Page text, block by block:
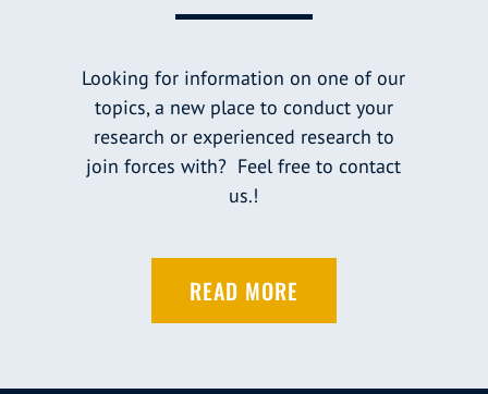
Looking for information on one of our
topics, a new place to conduct your
research or experienced research to
join forces with? Feel free to contact
us.!
READ MORE